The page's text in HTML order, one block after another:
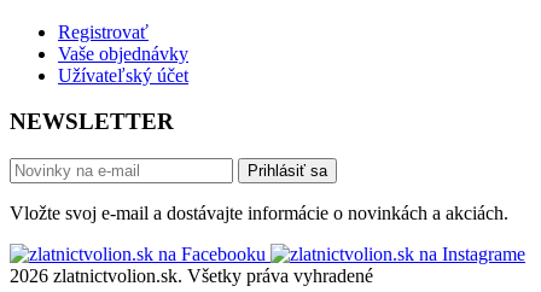
Registrovať
Vaše objednávky
Užívateľský účet
NEWSLETTER
Prihlásiť sa
Vložte svoj e-mail a dostávajte informácie o novinkách a akciách.
2026 zlatnictvolion.sk. Všetky práva vyhradené